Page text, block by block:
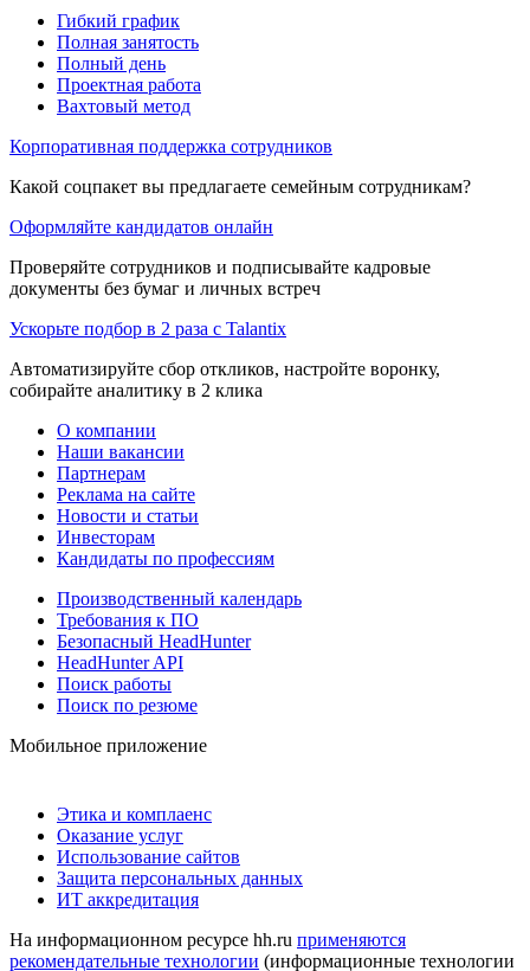
Гибкий график
Полная занятость
Полный день
Проектная работа
Вахтовый метод
Корпоративная поддержка сотрудников
Какой соцпакет вы предлагаете семейным сотрудникам?
Оформляйте кандидатов онлайн
Проверяйте сотрудников и подписывайте кадровые
документы без бумаг и личных встреч
Ускорьте подбор в 2 раза с Talantix
Автоматизируйте сбор откликов, настройте воронку,
собирайте аналитику в 2 клика
О компании
Наши вакансии
Партнерам
Реклама на сайте
Новости и статьи
Инвесторам
Кандидаты по профессиям
Производственный календарь
Требования к ПО
Безопасный HeadHunter
HeadHunter API
Поиск работы
Поиск по резюме
Мобильное приложение
Этика и комплаенс
Оказание услуг
Использование сайтов
Защита персональных данных
ИТ аккредитация
На информационном ресурсе hh.ru применяются
рекомендательные технологии (информационные технологии